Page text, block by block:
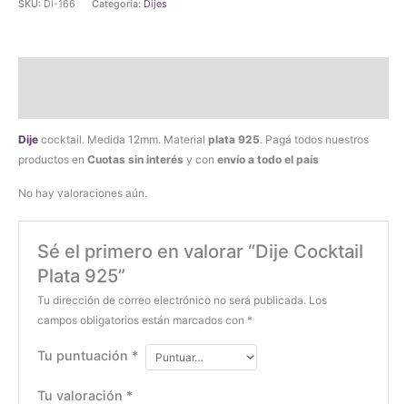
SKU: DI-166 Categoría: Dijes
Dije cocktail. Medida 12mm. Material plata 925. Pagá todos nuestros
productos en Cuotas sin interés y con envío a todo el país
No hay valoraciones aún.
Sé el primero en valorar “Dije Cocktail
Plata 925”
Tu dirección de correo electrónico no será publicada. Los
campos obligatorios están marcados con *
Tu puntuación *
Tu valoración *